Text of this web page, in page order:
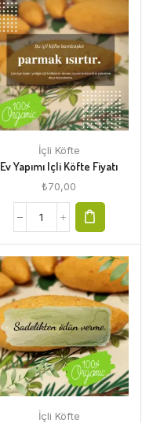
İçli Köfte
Ev Yapımı Içli Köfte Fiyatı
₺70,00
İçli Köfte